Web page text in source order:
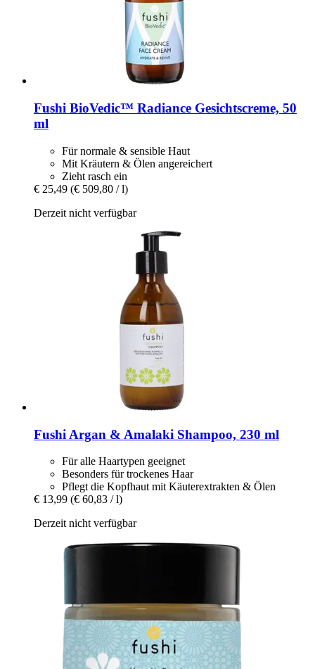
Fushi BioVedic™ Radiance Gesichtscreme, 50
ml
Für normale & sensible Haut
Mit Kräutern & Ölen angereichert
Zieht rasch ein
€ 25,49 (€ 509,80 / l)
Derzeit nicht verfügbar
Fushi Argan & Amalaki Shampoo, 230 ml
Für alle Haartypen geeignet
Besonders für trockenes Haar
Pflegt die Kopfhaut mit Käuterextrakten & Ölen
€ 13,99 (€ 60,83 / l)
Derzeit nicht verfügbar